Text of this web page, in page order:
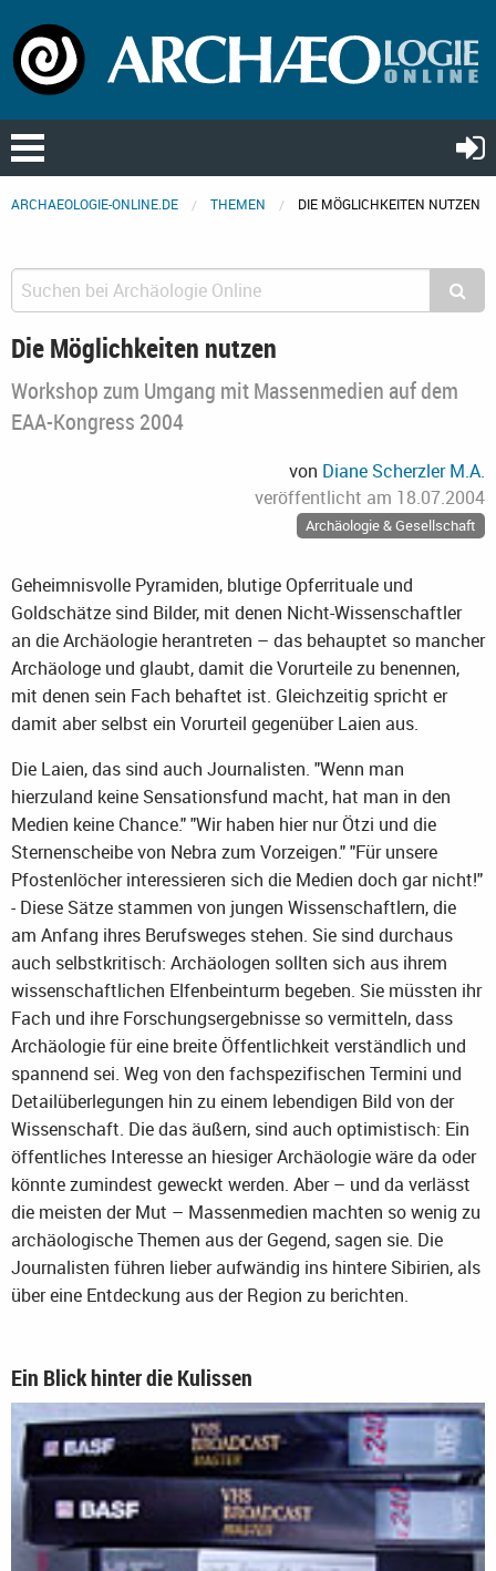
ARCHAEOLOGIE-ONLINE.DE THEMEN DIE MÖGLICHKEITEN NUTZEN
Die Möglichkeiten nutzen
Workshop zum Umgang mit Massenmedien auf dem
EAA-Kongress 2004
von Diane Scherzler M.A.
veröffentlicht am 18.07.2004
Archäologie & Gesellschaft
Geheimnisvolle Pyramiden, blutige Opferrituale und
Goldschätze sind Bilder, mit denen Nicht-Wissenschaftler
an die Archäologie herantreten – das behauptet so mancher
Archäologe und glaubt, damit die Vorurteile zu benennen,
mit denen sein Fach behaftet ist. Gleichzeitig spricht er
damit aber selbst ein Vorurteil gegenüber Laien aus.
Die Laien, das sind auch Journalisten. "Wenn man
hierzuland keine Sensationsfund macht, hat man in den
Medien keine Chance." "Wir haben hier nur Ötzi und die
Sternenscheibe von Nebra zum Vorzeigen." "Für unsere
Pfostenlöcher interessieren sich die Medien doch gar nicht!"
- Diese Sätze stammen von jungen Wissenschaftlern, die
am Anfang ihres Berufsweges stehen. Sie sind durchaus
auch selbstkritisch: Archäologen sollten sich aus ihrem
wissenschaftlichen Elfenbeinturm begeben. Sie müssten ihr
Fach und ihre Forschungsergebnisse so vermitteln, dass
Archäologie für eine breite Öffentlichkeit verständlich und
spannend sei. Weg von den fachspezifischen Termini und
Detailüberlegungen hin zu einem lebendigen Bild von der
Wissenschaft. Die das äußern, sind auch optimistisch: Ein
öffentliches Interesse an hiesiger Archäologie wäre da oder
könnte zumindest geweckt werden. Aber – und da verlässt
die meisten der Mut – Massenmedien machten so wenig zu
archäologische Themen aus der Gegend, sagen sie. Die
Journalisten führen lieber aufwändig ins hintere Sibirien, als
über eine Entdeckung aus der Region zu berichten.
Ein Blick hinter die Kulissen